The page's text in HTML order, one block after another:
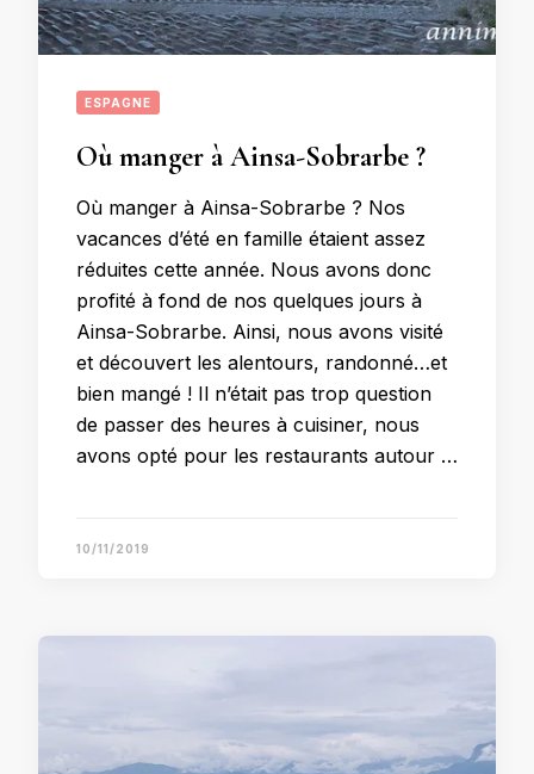
ESPAGNE
Où manger à Ainsa-Sobrarbe ?
Où manger à Ainsa-Sobrarbe ? Nos
vacances d’été en famille étaient assez
réduites cette année. Nous avons donc
profité à fond de nos quelques jours à
Ainsa-Sobrarbe. Ainsi, nous avons visité
et découvert les alentours, randonné…et
bien mangé ! Il n’était pas trop question
de passer des heures à cuisiner, nous
avons opté pour les restaurants autour …
10/11/2019